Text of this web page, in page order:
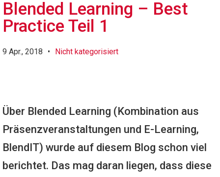
Blended Learning – Best
Practice Teil 1
9 Apr., 2018 • Nicht kategorisiert
Über Blended Learning (Kombination aus
Präsenzveranstaltungen und E-Learning,
BlendIT) wurde auf diesem Blog schon viel
berichtet. Das mag daran liegen, dass diese